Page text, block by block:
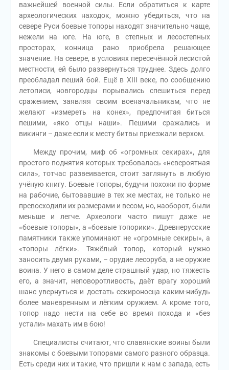
важнейшей военной силы. Если обратиться к карте
археологических находок, можно убедиться, что на
севере Руси боевые топоры находят значительно чаще,
нежели на юге. На юге, в степных и лесостепных
просторах, конница рано приобрела решающее
значение. На севере, в условиях пересечённой лесистой
местности, ей было развернуться труднее. Здесь долго
преобладал пеший бой. Ещё в ХIII веке, по сообщению
летописи, новгородцы порывались спешиться перед
сражением, заявляя своим военачальникам, что не
желают «измереть на конех», предпочитая биться
пешими, «яко отцы наши». Пешими сражались и
викинги – даже если к месту битвы приезжали верхом.
Между прочим, миф об «огромных секирах», для
простого поднятия которых требовалась «невероятная
сила», тотчас развеивается, стоит заглянуть в любую
учёную книгу. Боевые топоры, будучи похожи по форме
на рабочие, бытовавшие в тех же местах, не только не
превосходили их размерами и весом, но, наоборот, были
меньше и легче. Археологи часто пишут даже не
«боевые топоры», а «боевые топорики». Древнерусские
памятники также упоминают не «огромные секиры», а
«топоры лёгки». Тяжёлый топор, который нужно
заносить двумя руками, – орудие лесоруба, а не оружие
воина. У него в самом деле страшный удар, но тяжесть
его, а значит, неповоротливость, даёт врагу хороший
шанс увернуться и достать секироносца каким-нибудь
более маневренным и лёгким оружием. А кроме того,
топор надо нести на себе во время похода и «без
устали» махать им в бою!
Специалисты считают, что славянские воины были
знакомы с боевыми топорами самого разного образца.
Есть среди них и такие, что пришли к нам с запада, есть